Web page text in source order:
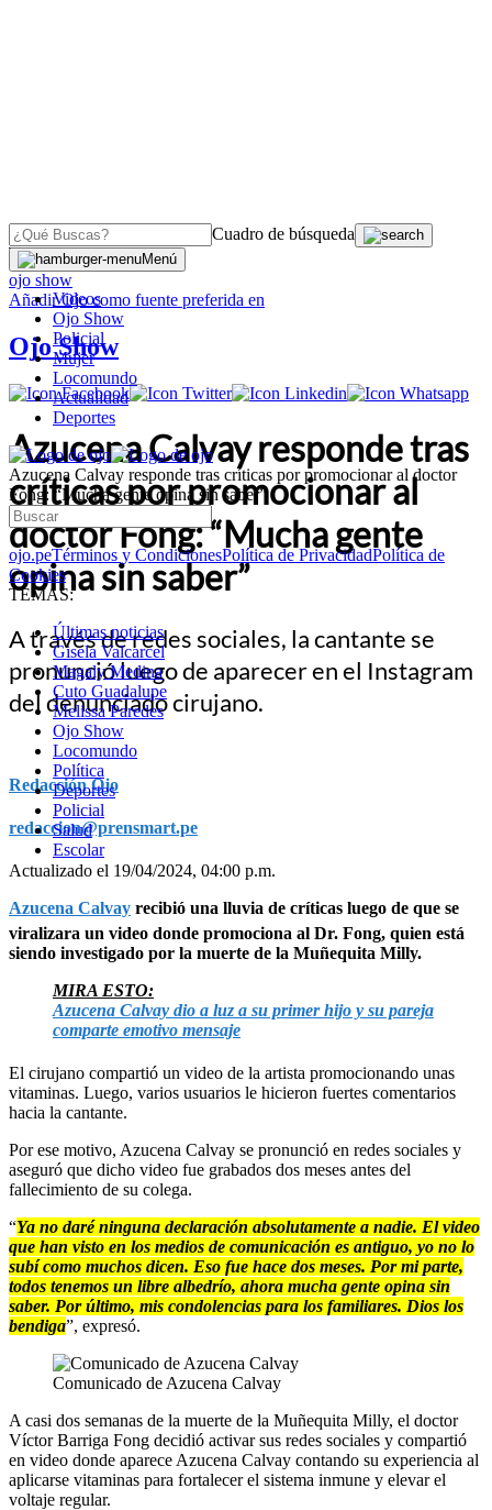
Cuadro de búsqueda
Menú
Videos
Ojo Show
Policial
Mujer
Locomundo
Actualidad
Deportes
Azucena Calvay responde tras críticas por promocionar al doctor
Fong: “Mucha gente opina sin saber”
ojo.peTérminos y CondicionesPolítica de PrivacidadPolítica de
Cookies
TEMAS:
Últimas noticias
Gisela Valcarcel
Magaly Medina
Cuto Guadalupe
Melissa Paredes
Ojo Show
Locomundo
Política
Deportes
Policial
Salud
Escolar
OJO
ojo show
AñadirOjocomo fuente preferida en
Ojo Show
Azucena Calvay responde tras
críticas por promocionar al
doctor Fong: “Mucha gente
opina sin saber”
A través de redes sociales, la cantante se
pronunció luego de aparecer en el Instagram
del denunciado cirujano.
Redacción Ojo
redaccion@prensmart.pe
Actualizado el 19/04/2024, 04:00 p.m.
Azucena Calvay recibió una lluvia de críticas luego de que se
viralizara un video donde promociona al Dr. Fong, quien está
siendo investigado por la muerte de la Muñequita Milly.
MIRA ESTO:
Azucena Calvay dio a luz a su primer hijo y su pareja
comparte emotivo mensaje
El cirujano compartió un video de la artista promocionando unas
vitaminas. Luego, varios usuarios le hicieron fuertes comentarios
hacia la cantante.
Por ese motivo, Azucena Calvay se pronunció en redes sociales y
aseguró que dicho video fue grabados dos meses antes del
fallecimiento de su colega.
“Ya no daré ninguna declaración absolutamente a nadie. El video
que han visto en los medios de comunicación es antiguo, yo no lo
subí como muchos dicen. Eso fue hace dos meses. Por mi parte,
todos tenemos un libre albedrío, ahora mucha gente opina sin
saber. Por último, mis condolencias para los familiares. Dios los
bendiga”, expresó.
Comunicado de Azucena Calvay
A casi dos semanas de la muerte de la Muñequita Milly, el doctor
Víctor Barriga Fong decidió activar sus redes sociales y compartió
en video donde aparece Azucena Calvay contando su experiencia al
aplicarse vitaminas para fortalecer el sistema inmune y elevar el
voltaje regular.